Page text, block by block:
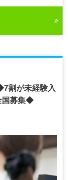
割が未経験入
国募集◆